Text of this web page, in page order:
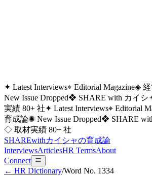
✦ Latest Interviews⌖ Editorial Magazine◈ 経
New Issue Dropped❖ SHARE with カイシ
実績 80+ 社✦ Latest Interviews⌖ Editorial
育成論✺ New Issue Dropped❖ SHARE
◇ 取材実績 80+ 社
SHAREwithカイシャの育成論
InterviewsArticlesHR TermsAbout
Connect
← HR Dictionary/Word No. 1334